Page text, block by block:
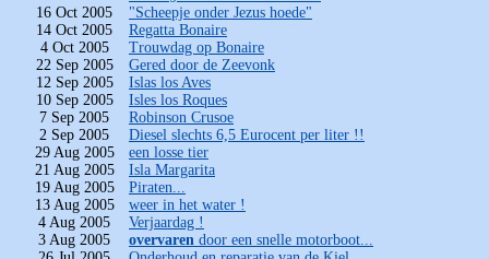
16 Oct 2005
"Scheepje onder Jezus hoede"
14 Oct 2005
Regatta Bonaire
4 Oct 2005
Trouwdag op Bonaire
22 Sep 2005
Gered door de Zeevonk
12 Sep 2005
Islas los Aves
10 Sep 2005
Isles los Roques
7 Sep 2005
Robinson Crusoe
2 Sep 2005
Diesel slechts 6,5 Eurocent per liter !!
29 Aug 2005
een losse tier
21 Aug 2005
Isla Margarita
19 Aug 2005
Piraten...
13 Aug 2005
weer in het water !
4 Aug 2005
Verjaardag !
3 Aug 2005
overvaren door een snelle motorboot...